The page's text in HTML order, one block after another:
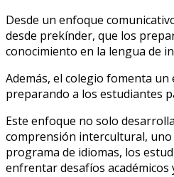
Desde un enfoque
desde prekínder, que los
conocimiento en la lengua de
Además, el colegio fomenta
preparando a los estudiantes
Este enfoque no solo
comprensión intercultural, uno
programa de idiomas, los
enfrentar desafíos